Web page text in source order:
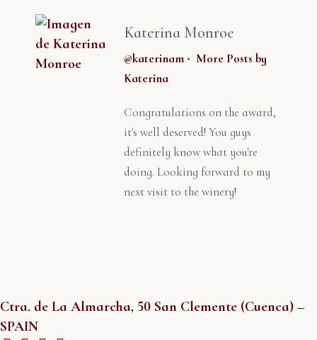
Katerina Monroe
@katerinam • More Posts by
Katerina
Congratulations on the award,
it's well deserved! You guys
definitely know what you're
doing. Looking forward to my
next visit to the winery!
Ctra. de La Almarcha, 50 San Clemente (Cuenca) –
SPAIN